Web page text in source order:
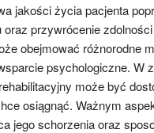
jakości życia pacjenta
przywrócenie
obejmować różnorodne
psychologiczne. W
może być
osiągnąć. Ważnym
jego schorzenia oraz